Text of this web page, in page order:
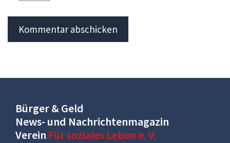
Bürger & Geld
News- und Nachrichtenmagazin
Verein Für soziales Leben e. V.